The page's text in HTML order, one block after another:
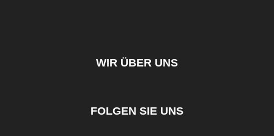
WIR ÜBER UNS
FOLGEN SIE UNS